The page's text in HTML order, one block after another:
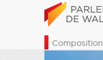
Composition